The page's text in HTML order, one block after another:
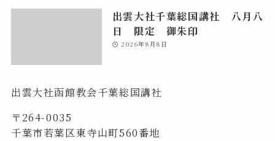
出雲大社千葉総国講社 八月八
日 限定 御朱印
2026年8月8日
出雲大社函館教会千葉総国講社
〒264-0035
千葉市若葉区東寺山町560番地